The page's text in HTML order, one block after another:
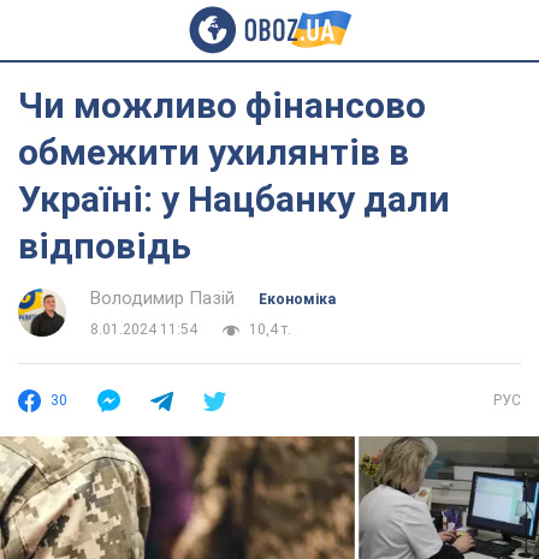
Чи можливо фінансово
обмежити ухилянтів в
Україні: у Нацбанку дали
відповідь
Володимир Пазій
Економіка
8.01.2024 11:54
10,4 т.
30 РУС